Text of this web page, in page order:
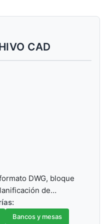
CAD
DWG, bloque
de…
Bancos y mesas